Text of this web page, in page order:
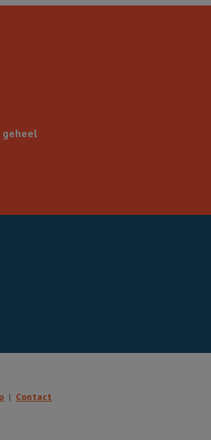
geheel
Contact